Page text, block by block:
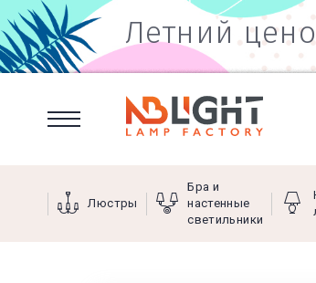
Летний
Люстры
Бра и
настенные
светильники